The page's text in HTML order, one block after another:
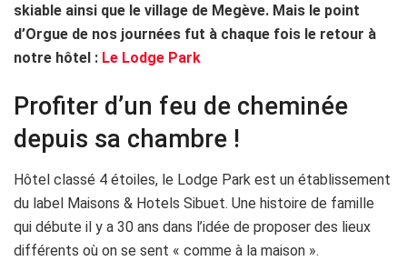
skiable ainsi que le village de Megève. Mais le point
d’Orgue de nos journées fut à chaque fois le retour à
notre hôtel : Le Lodge Park
Profiter d’un feu de cheminée
depuis sa chambre !
Hôtel classé 4 étoiles, le Lodge Park est un établissement
du label Maisons & Hotels Sibuet. Une histoire de famille
qui débute il y a 30 ans dans l’idée de proposer des lieux
différents où on se sent « comme à la maison ».